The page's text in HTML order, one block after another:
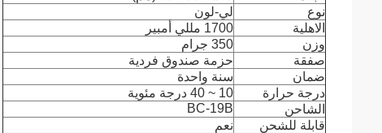
نوع
لي-لون
الاهلية
1700 مللي أمبير
وزن
350 جرام
صفقة
حزمة صندوق فردية
ضمان
سنة واحدة
درجة حرارة
10 ~ 40 درجة مئوية
الشاحن
BC-19B
قابلة للشحن
نعم